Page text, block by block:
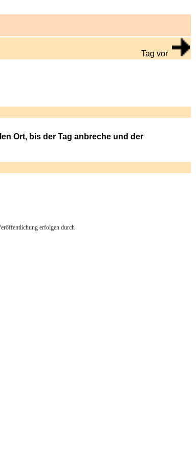
Tag vor
Ort, bis der Tag anbreche und der
erfolgen durch